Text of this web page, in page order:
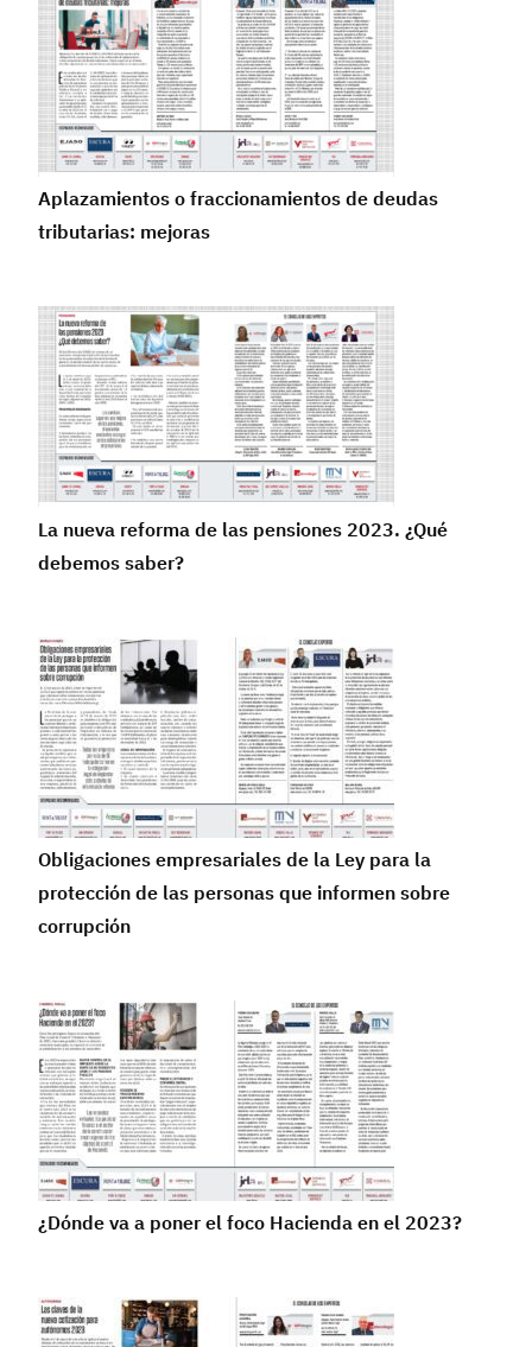
Aplazamientos o fraccionamientos de deudas
tributarias: mejoras
La nueva reforma de las pensiones 2023. ¿Qué
debemos saber?
Obligaciones empresariales de la Ley para la
protección de las personas que informen sobre
corrupción
¿Dónde va a poner el foco Hacienda en el 2023?